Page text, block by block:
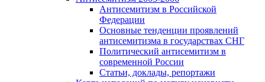
Антисемитизм в Российской
Федерации
Основные тенденции проявлений
антисемитизма в государствах СНГ
Политический антисемитизм в
современной России
Статьи, доклады, репортажи